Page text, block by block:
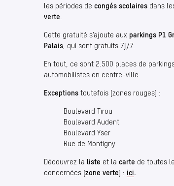
les périodes de congés scolaires dans
verte
Cette gratuité s’ajoute aux parkings P1
Palais , qui sont gratuits 7j/​7.
En tout, ce sont 2.500 places de
automobilistes en centre-ville.
Exceptions toutefois (zones rouges) :
Boulevard Tirou
Boulevard Audent
Boulevard Yser
Rue de Montigny
Découvrez la liste et la carte de toutes
concernées (zone verte) : ici.